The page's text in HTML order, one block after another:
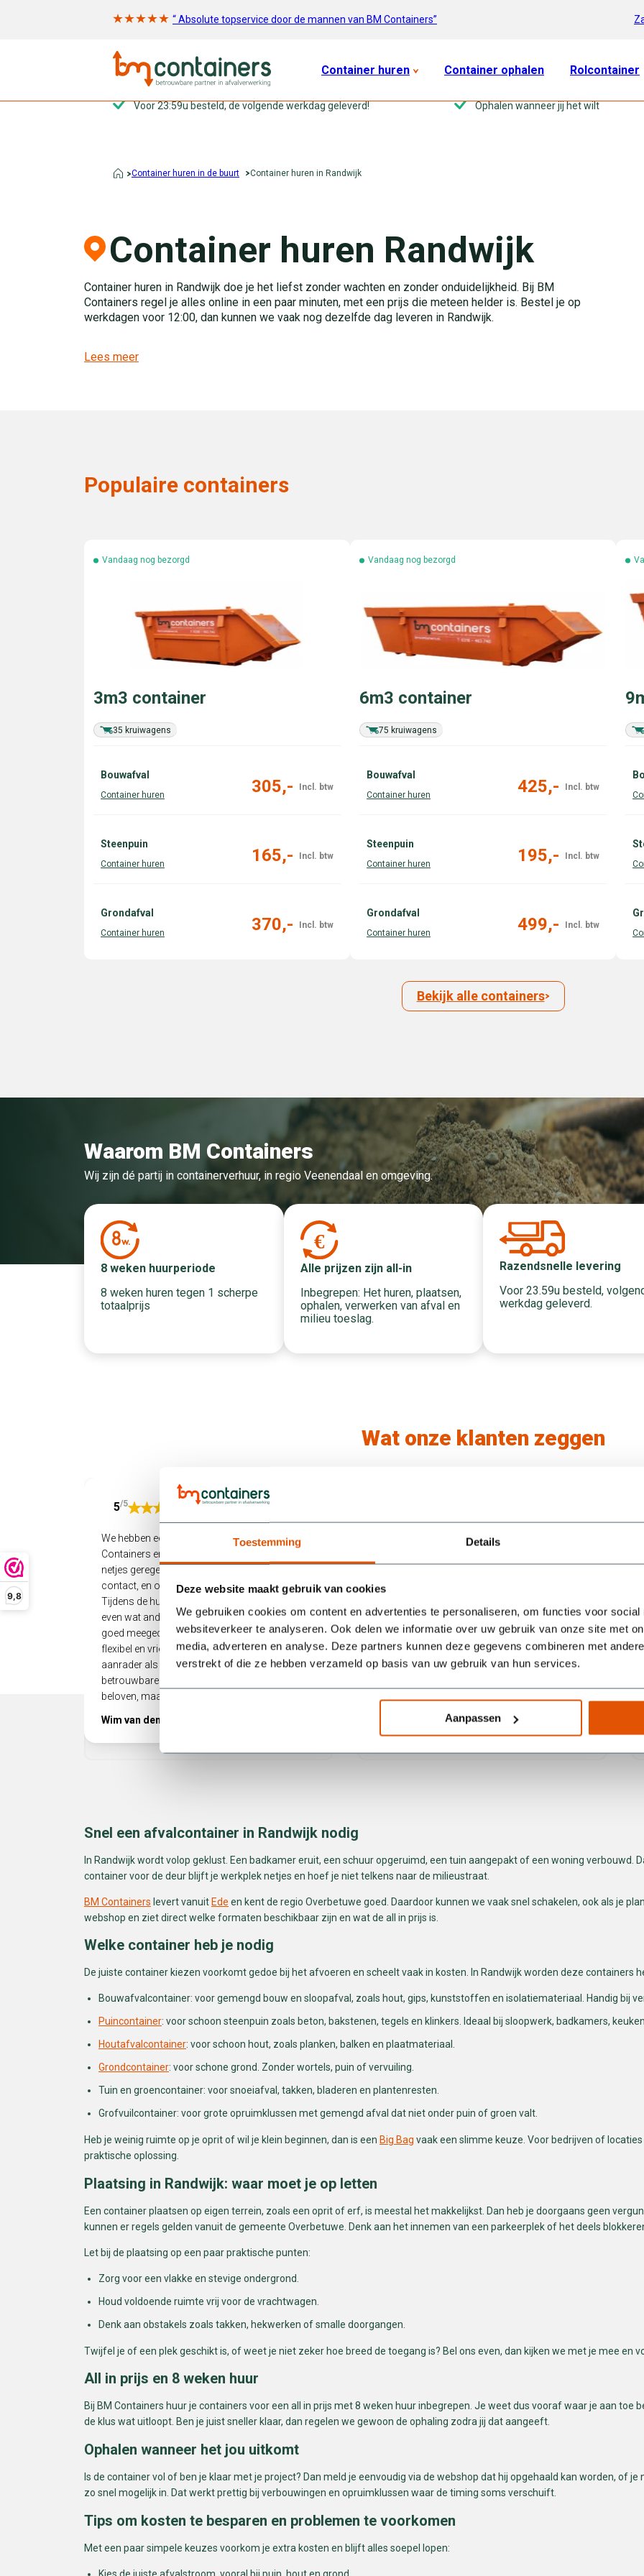
Toestemming Details
Deze website maakt gebruik van cookies
We gebruiken cookies om content en advertenties te personaliseren, om functies voor social
websiteverkeer te analyseren. Ook delen we informatie over uw gebruik van onze site met
media, adverteren en analyse. Deze partners kunnen deze gegevens combineren met
verstrekt of die ze hebben verzameld op basis van uw gebruik van hun services.
Aanpassen
9,8
“ Absolute topservice door de mannen van BM Containers”
Container huren Container ophalen Rolcontainer
Voor 23:59u besteld, de volgende werkdag geleverd! Ophalen wanneer jij het wilt
Container huren in de buurt Container huren in Randwijk
Container huren Randwijk
Container huren in Randwijk doe je het liefst zonder wachten en zonder onduidelijkheid. Bij BM
Containers regel je alles online in een paar minuten, met een prijs die meteen helder is. Bestel je op
werkdagen voor 12:00, dan kunnen we vaak nog dezelfde dag leveren in Randwijk.
Lees meer
Populaire containers
Vandaag nog bezorgd
35 kruiwagens
3m3 container
Bouwafval
305,-
Steenpuin
165,-
Grondafval
370,-
Vandaag nog bezorgd
75 kruiwagens
6m3 container
Bouwafval
425,-
Steenpuin
195,-
Grondafval
499,-
Bekijk alle containers
Waarom BM Containers
Wij zijn dé partij in containerverhuur, in regio Veenendaal en omgeving.
8 weken huurperiode
8 weken huren tegen 1 scherpe
totaalprijs
Alle prijzen zijn all-in
Inbegrepen: Het huren, plaatsen,
ophalen, verwerken van afval en
milieu toeslag.
Razendsnelle levering
Voor 23.59u besteld,
werkdag geleverd.
Wat onze klanten zeggen
5/5
We hebben een container gehuurd bij BM
Containers en zijn supertevreden. Alles werd
netjes geregeld: snel geleverd, makkelijk
contact, en ook het ophalen verliep soepel.
Tijdens de huurperiode liep het bij ons allemaal
even wat anders dan gepland, maar er werd
goed meegedacht. Heel prettig als een bedrijf zo
flexibel en vriendelijk met je omgaat! Echt een
aanrader als je op zoek bent naar een
betrouwbare partij die niet alleen doet wat ze
beloven, maar ook nog eens meedenkt.
Wim van den Berg
Containers werden super snel geleverd en na
je dus een afval container zoekt moet je bij deze
Snel een afvalcontainer in Randwijk nodig
In Randwijk wordt volop geklust. Een badkamer eruit, een schuur opgeruimd, een tuin aangepakt of een woning verbouwd.
container voor de deur blijft je werkplek netjes en hoef je niet telkens naar de milieustraat.
BM Containers levert vanuitEde en kent de regio Overbetuwe goed. Daardoor kunnen we vaak snel schakelen, ook als je
webshop en ziet direct welke formaten beschikbaar zijn en wat de all in prijs is.
Welke container heb je nodig
De juiste container kiezen voorkomt gedoe bij het afvoeren en scheelt vaak in kosten. In Randwijk worden deze containers
Bouwafvalcontainer: voor gemengd bouw en sloopafval, zoals hout, gips, kunststoffen en isolatiemateriaal. Handig bij
Puincontainer: voor schoon steenpuin zoals beton, bakstenen, tegels en klinkers. Ideaal bij sloopwerk, badkamers,
Houtafvalcontainer: voor schoon hout, zoals planken, balken en plaatmateriaal.
Grondcontainer: voor schone grond. Zonder wortels, puin of vervuiling.
Tuin en groencontainer: voor snoeiafval, takken, bladeren en plantenresten.
Grofvuilcontainer: voor grote opruimklussen met gemengd afval dat niet onder puin of groen valt.
Heb je weinig ruimte op je oprit of wil je klein beginnen, dan is een Big Bag vaak een slimme keuze. Voor bedrijven of
praktische oplossing.
Plaatsing in Randwijk: waar moet je op letten
Een container plaatsen op eigen terrein, zoals een oprit of erf, is meestal het makkelijkst. Dan heb je doorgaans geen
kunnen er regels gelden vanuit de gemeente Overbetuwe. Denk aan het innemen van een parkeerplek of het deels
Let bij de plaatsing op een paar praktische punten:
Zorg voor een vlakke en stevige ondergrond.
Houd voldoende ruimte vrij voor de vrachtwagen.
Denk aan obstakels zoals takken, hekwerken of smalle doorgangen.
Twijfel je of een plek geschikt is, of weet je niet zeker hoe breed de toegang is? Bel ons even, dan kijken we met je mee en
All in prijs en 8 weken huur
Bij BM Containers huur je containers voor een all in prijs met 8 weken huur inbegrepen. Je weet dus vooraf waar je aan toe
de klus wat uitloopt. Ben je juist sneller klaar, dan regelen we gewoon de ophaling zodra jij dat aangeeft.
Ophalen wanneer het jou uitkomt
Is de container vol of ben je klaar met je project? Dan meld je eenvoudig via de webshop dat hij opgehaald kan worden, of
zo snel mogelijk in. Dat werkt prettig bij verbouwingen en opruimklussen waar de timing soms verschuift.
Tips om kosten te besparen en problemen te voorkomen
Met een paar simpele keuzes voorkom je extra kosten en blijft alles soepel lopen:
Kies de juiste afvalstroom, vooral bij puin, hout en grond.